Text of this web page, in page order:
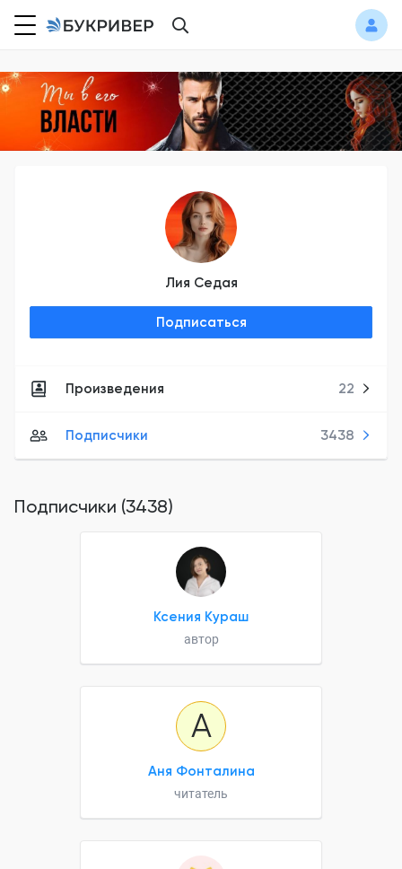
Лия Седая
Подписаться
Произведения 22
Подписчики 3438
Подписчики (3438)
Ксения Кураш
автор
А
Аня Фонталина
читатель